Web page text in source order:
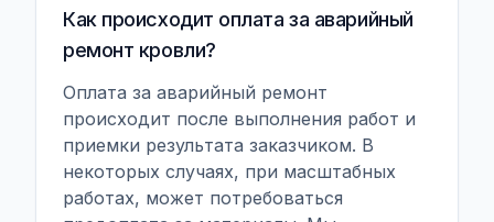
Как происходит оплата за аварийный
ремонт кровли?
Оплата за аварийный ремонт
происходит после выполнения работ и
приемки результата заказчиком. В
некоторых случаях, при масштабных
работах, может потребоваться